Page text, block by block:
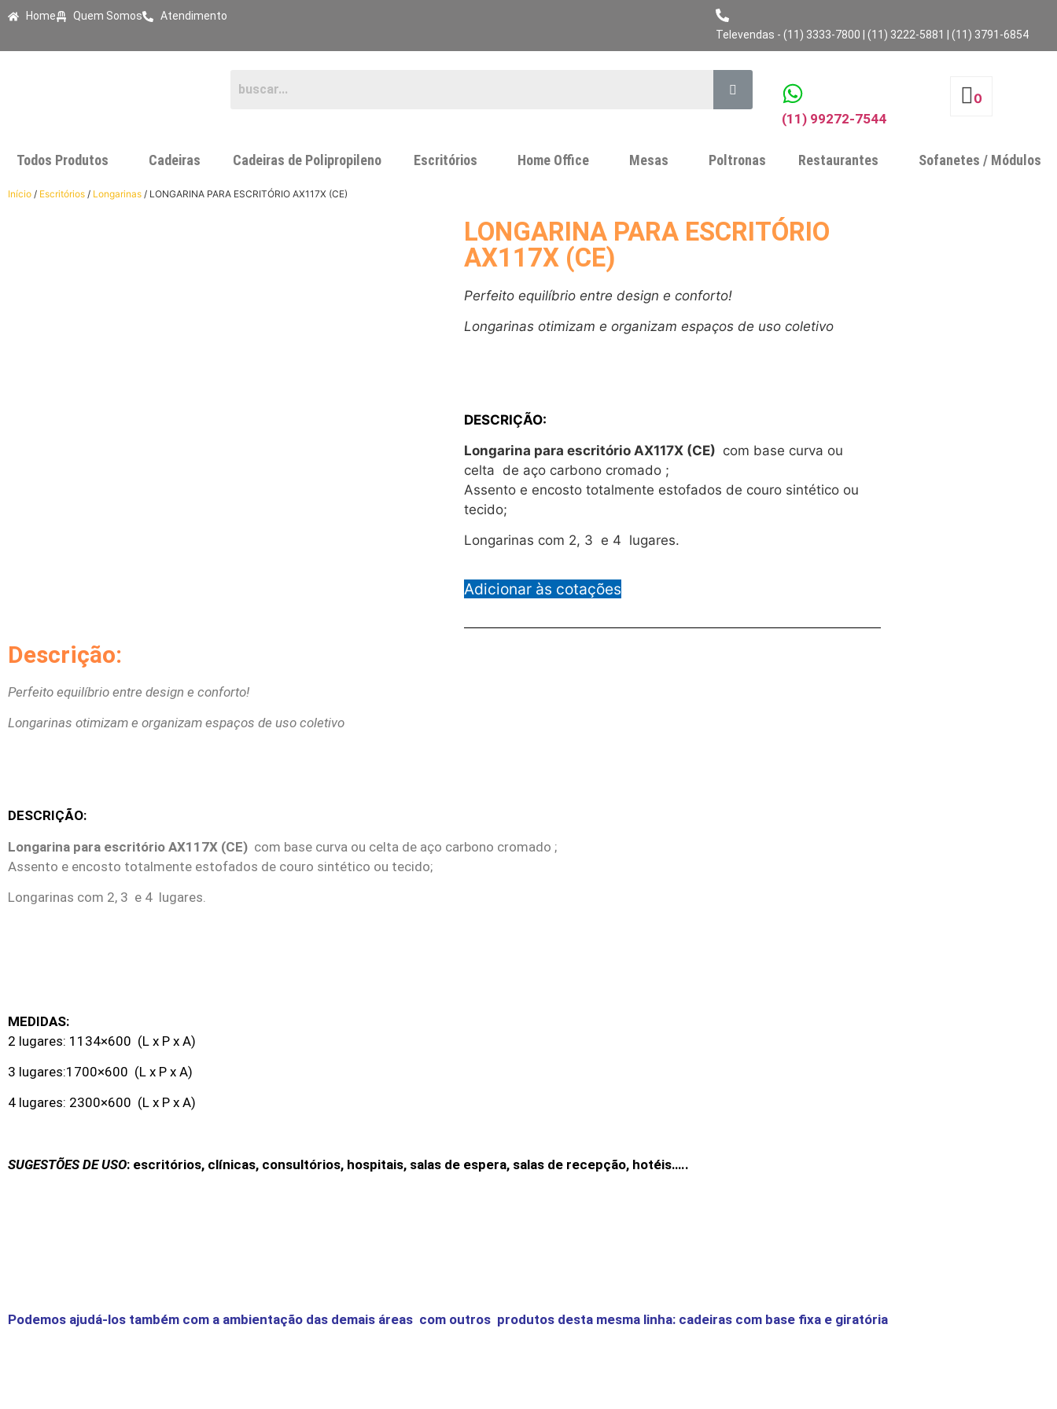
Home Quem Somos
Atendimento
Televendas - (11) 3333-7800 | (11) 3222-5881 | (11) 3791-6854
(11) 99272-7544
0
Todos Produtos Cadeiras Cadeiras de Polipropileno Escritórios Home Office Mesas Poltronas Restaurantes Sofanetes / Módulos
Início / Escritórios / Longarinas / LONGARINA PARA ESCRITÓRIO AX117X (CE)
LONGARINA PARA ESCRITÓRIO
AX117X (CE)
Perfeito equilíbrio entre design e conforto!
Longarinas otimizam e organizam espaços de uso coletivo
DESCRIÇÃO:
Longarina para escritório AX117X (CE) com base curva ou
celta de aço carbono cromado ;
Assento e encosto totalmente estofados de couro sintético ou
tecido;
Longarinas com 2, 3 e 4 lugares.
Adicionar às cotações
Descrição:
Perfeito equilíbrio entre design e conforto!
Longarinas otimizam e organizam espaços de uso coletivo
DESCRIÇÃO:
Longarina para escritório AX117X (CE) com base curva ou celta de aço carbono cromado ;
Assento e encosto totalmente estofados de couro sintético ou tecido;
Longarinas com 2, 3 e 4 lugares.
MEDIDAS:
2 lugares: 1134×600 (L x P x A)
3 lugares:1700×600 (L x P x A)
4 lugares: 2300×600 (L x P x A)
SUGESTÕES DE USO: escritórios, clínicas, consultórios, hospitais, salas de espera, salas de recepção, hotéis…..
Podemos ajudá-los também com a ambientação das demais áreas com outros produtos desta mesma linha: cadeiras com base fixa e giratória